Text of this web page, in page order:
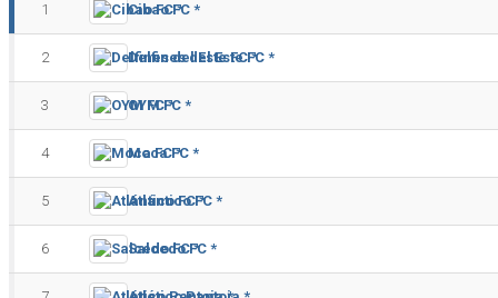
1 Cibao FC *
2 Delfines del Este FC *
3 OYM FC *
4 Moca FC *
5 Atlántico FC *
6 Salcedo FC *